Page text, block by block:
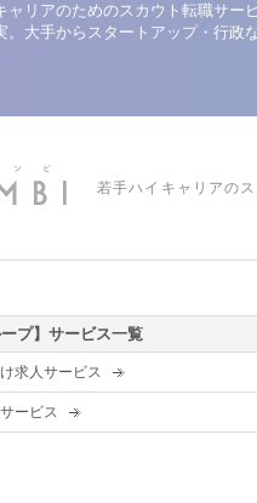
ャリアのためのスカウト転職サ
。大手からスタートアップ・行政
若手ハイキャリアの
ープ】サービス一覧
求人サービス
ービス